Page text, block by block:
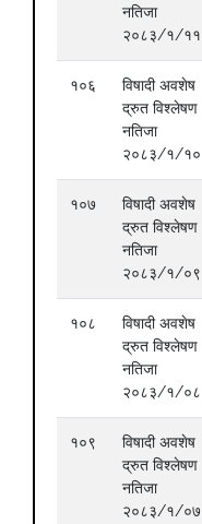
नतिजा
२०८३/१/११
१०६
विषादी अवशेष
द्रुत विश्लेषण
नतिजा
२०८३/१/१०
१०७
विषादी अवशेष
द्रुत विश्लेषण
नतिजा
२०८३/१/०९
१०८
विषादी अवशेष
द्रुत विश्लेषण
नतिजा
२०८३/१/०८
१०९
विषादी अवशेष
द्रुत विश्लेषण
नतिजा
२०८३/१/०७